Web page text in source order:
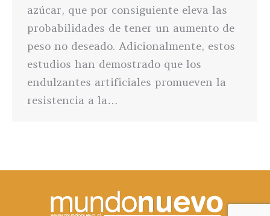
azúcar, que por consiguiente eleva las
probabilidades de tener un aumento de
peso no deseado. Adicionalmente, estos
estudios han demostrado que los
endulzantes artificiales promueven la
resistencia a la…